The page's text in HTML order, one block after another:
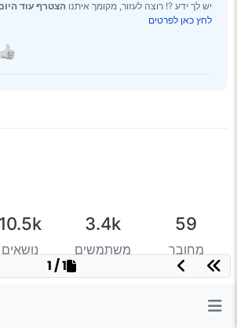
יש לך ידע ?! רוצה לעזור, מקומך איתנו הצטרף עוד
לחץ כאן לפרטים
59
מחובר
3.4k
משתמשים
10.5k
נושאים
1 / 1